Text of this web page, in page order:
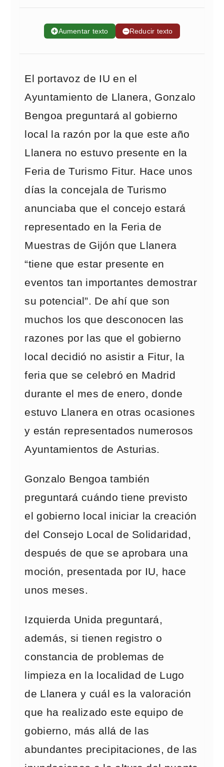
➕Aumentar texto ➖Reducir texto
El portavoz de IU en el
Ayuntamiento de Llanera, Gonzalo
Bengoa preguntará al gobierno
local la razón por la que este año
Llanera no estuvo presente en la
Feria de Turismo Fitur. Hace unos
días la concejala de Turismo
anunciaba que el concejo estará
representado en la Feria de
Muestras de Gijón que Llanera
“tiene que estar presente en
eventos tan importantes demostrar
su potencial”. De ahí que son
muchos los que desconocen las
razones por las que el gobierno
local decidió no asistir a Fitur, la
feria que se celebró en Madrid
durante el mes de enero, donde
estuvo Llanera en otras ocasiones
y están representados numerosos
Ayuntamientos de Asturias.
Gonzalo Bengoa también
preguntará cuándo tiene previsto
el gobierno local iniciar la creación
del Consejo Local de Solidaridad,
después de que se aprobara una
moción, presentada por IU, hace
unos meses.
Izquierda Unida preguntará,
además, si tienen registro o
constancia de problemas de
limpieza en la localidad de Lugo
de Llanera y cuál es la valoración
que ha realizado este equipo de
gobierno, más allá de las
abundantes precipitaciones, de las